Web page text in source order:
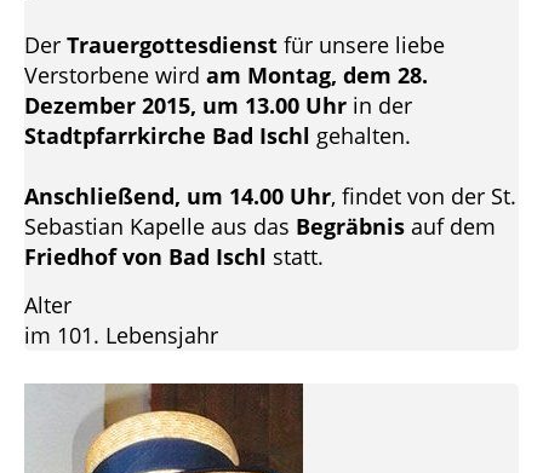
Der Trauergottesdienst für unsere liebe
Verstorbene wird am Montag, dem 28.
Dezember 2015, um 13.00 Uhr in der
Stadtpfarrkirche Bad Ischl gehalten.
Anschließend, um 14.00 Uhr, findet von der St.
Sebastian Kapelle aus das Begräbnis auf dem
Friedhof von Bad Ischl statt.
Alter
im 101. Lebensjahr